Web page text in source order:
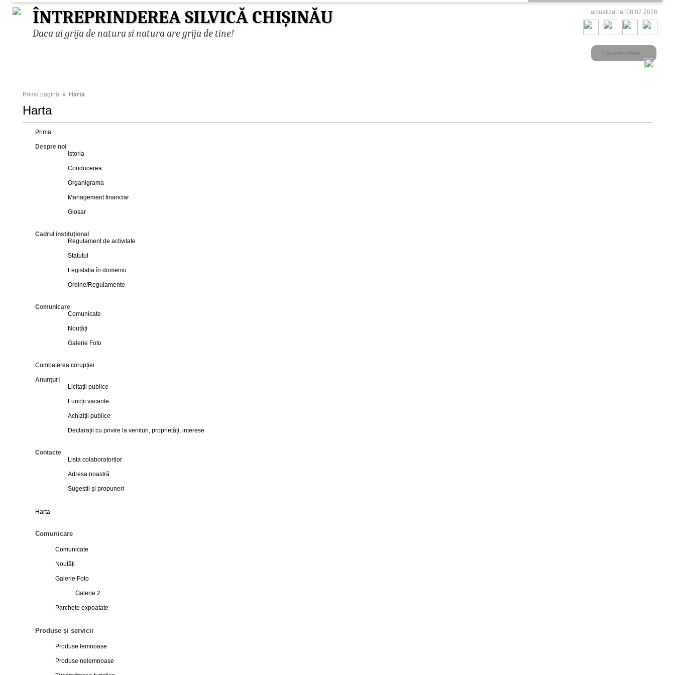
ÎNTREPRINDEREA SILVICĂ CHIȘINĂU
Daca ai grija de natura si natura are grija de tine!
actualizat la: 08.07.2026
Prima pagină » Harta
Harta
Prima
Despre noi
Istoria
Conducerea
Organigrama
Management financiar
Glosar
Cadrul instituțional
Regulament de activitate
Statutul
Legislația în domeniu
Ordine/Regulamente
Comunicare
Comunicate
Noutăți
Galerie Foto
Combaterea corupției
Anunțuri
Licitații publice
Funcții vacante
Achiziții publice
Declarații cu privire la venituri, proprietăți, interese
Contacte
Lista colaboratorilor
Adresa noastră
Sugestii și propuneri
Harta
Comunicare
Comunicate
Noutăți
Galerie Foto
Galerie 2
Parchete expoatate
Produse și servicii
Produse lemnoase
Produse nelemnoase